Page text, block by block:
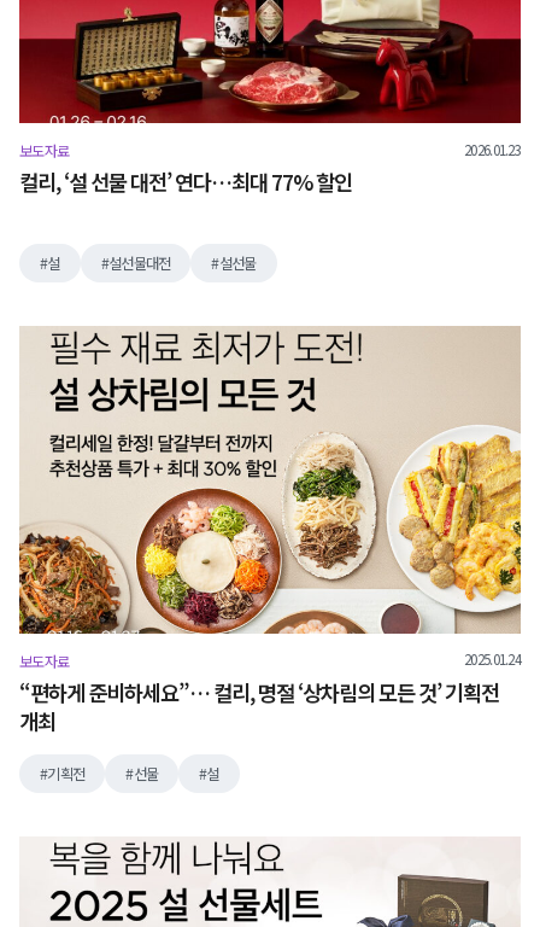
보도자료 2026.01.23
컬리, ‘설 선물 대전’ 연다…최대 77% 할인
설 설선물대전 설선물
보도자료 2025.01.24
“편하게 준비하세요”… 컬리, 명절 ‘상차림의 모든 것’ 기획전
개최
기획전 선물 설